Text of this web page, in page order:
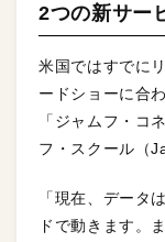
2つの新サー
米国ではすでに
ードショーに合
「ジャムフ・コ
フ・スクール（
「現在、データ
ドで動きます。